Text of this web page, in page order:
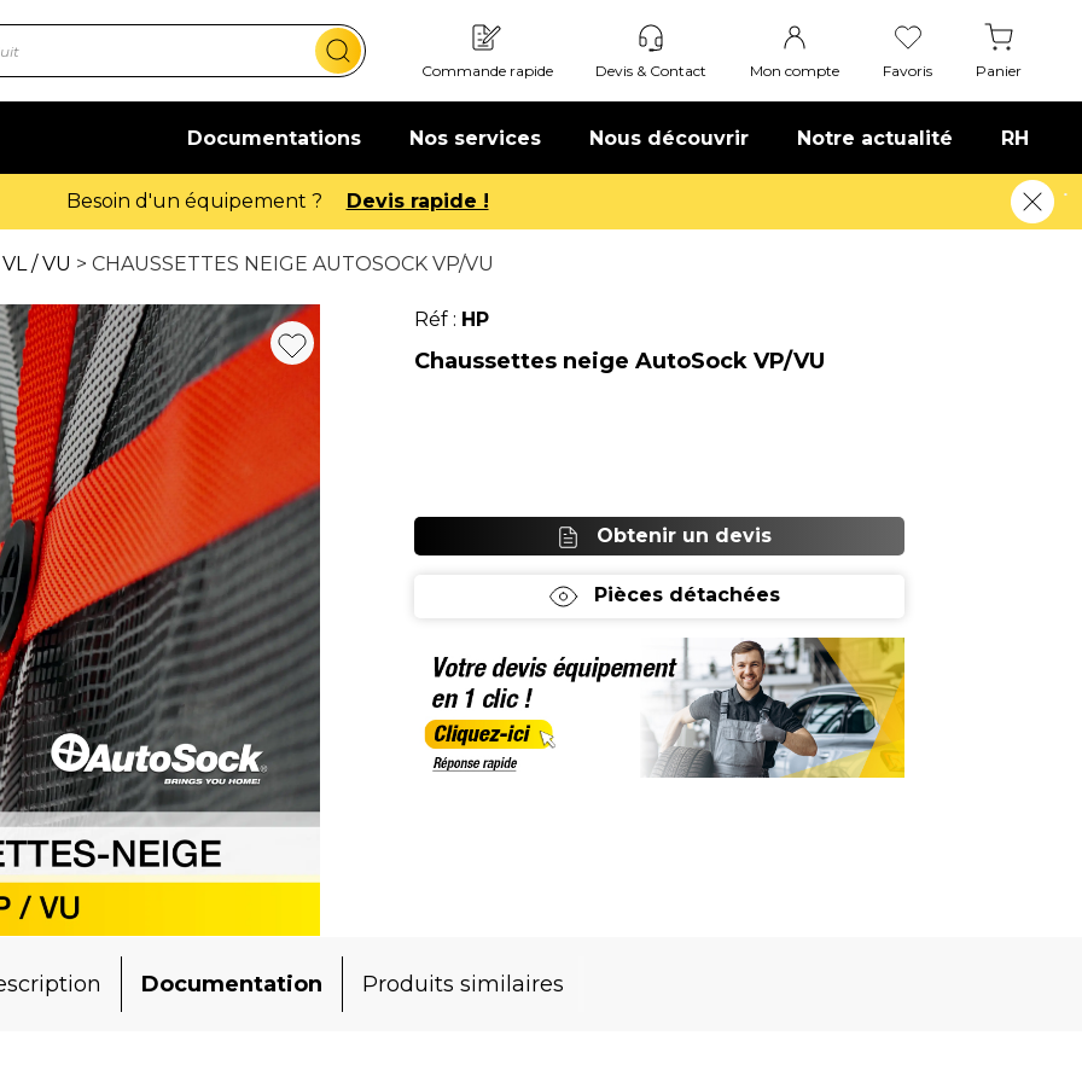
Commande rapide Devis & Contact Mon compte Favoris Panier
Documentations Nos services Nous découvrir Notre actualité RH
Offre de bienvenue : 20€ offerts ! En savoir plus
/ VU > CHAUSSETTES NEIGE AUTOSOCK VP/VU
Réf : HP
Chaussettes neige AutoSock VP/VU
Obtenir un devis
Pièces détachées
Documentation Produits similaires